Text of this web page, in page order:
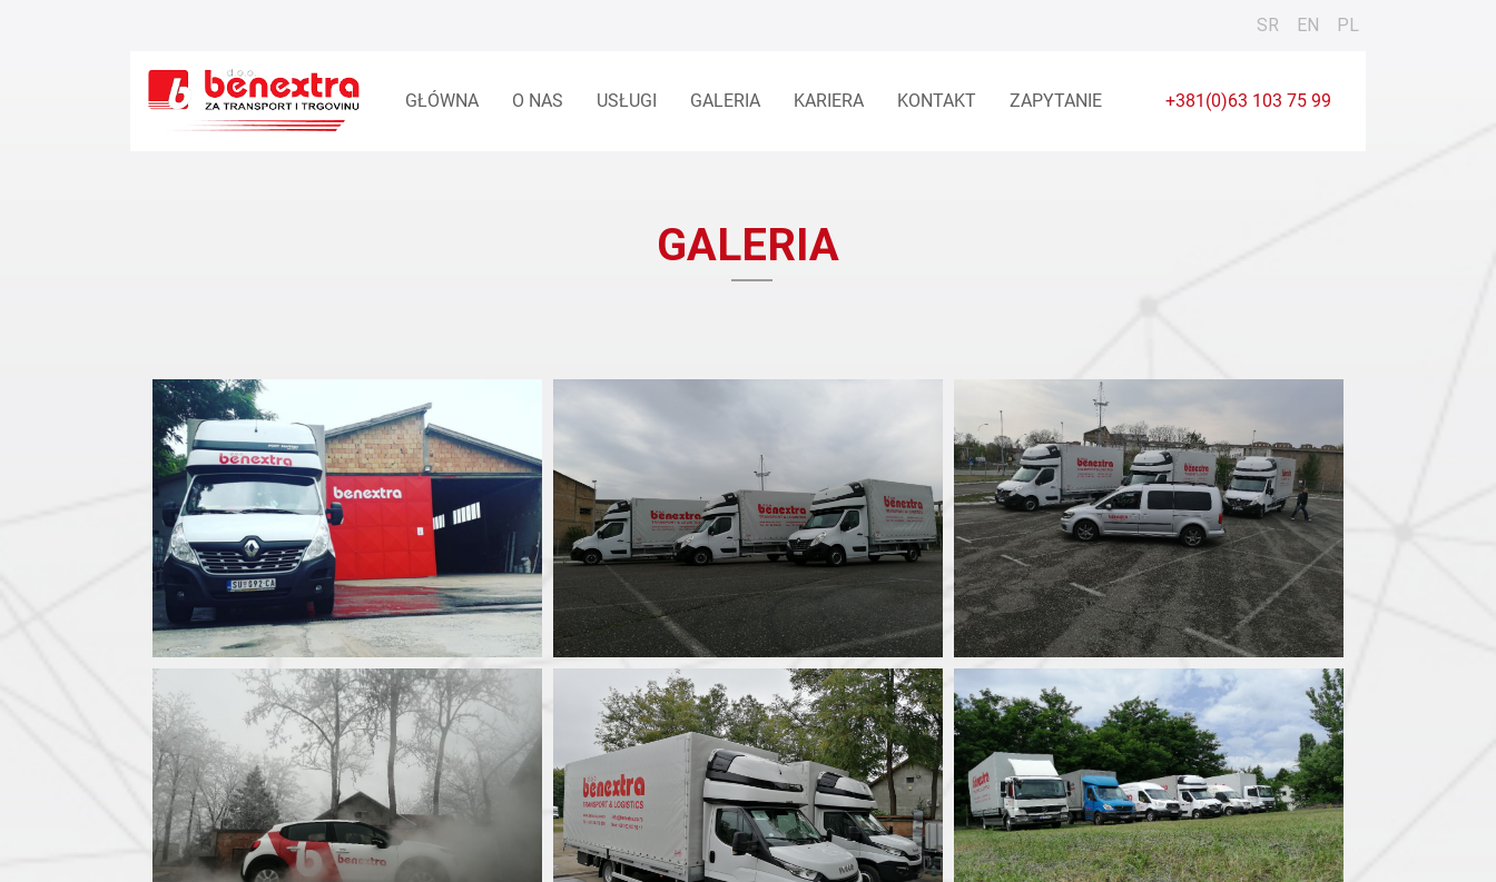
SR EN PL
GŁÓWNA O NAS USŁUGI GALERIA KARIERA KONTAKT ZAPYTANIE +381(0)63 103 75 99
GALERIA